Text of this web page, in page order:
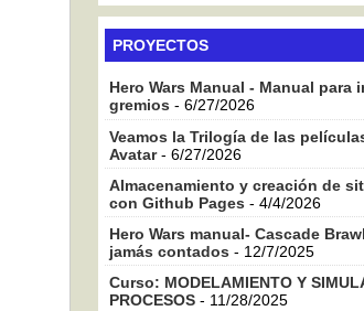
PROYECTOS
Hero Wars Manual - Manual para
gremios - 6/27/2026
Veamos la Trilogía de las
Avatar- 6/27/2026
Almacenamiento y creación de
con Github Pages - 4/4/2026
Hero Wars manual- Cascade
jamás contados - 12/7/2025
Curso: MODELAMIENTO Y
PROCESOS - 11/28/2025